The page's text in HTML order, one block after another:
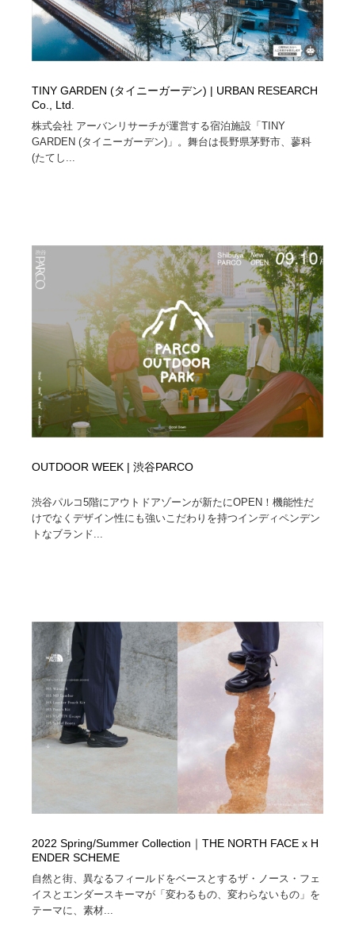
アート・芸術・美術館・美術展・博物館・ギャラリー
鉛筆画・木炭画・デッサン・クロッキー
鉛筆画・木炭画・デッサン・クロッキー
15
グラフィティ・Graffiti・ストリートアート
グラフィティ・Graffiti・ストリートアート
4
GWD スタッフお気に入り
GWD スタッフお気に入り
201
Drawing Software / お絵かきソフト・アプリ・ブラシ
Drawing Software / お絵かきソフト・アプリ・ブラシ
ニュース・マガジン・メディア・SNS・YouTube
TINY GARDEN (タイニーガーデン) | URBAN RESEARCH
Co., Ltd.
株式会社 アーバンリサーチが運営する宿泊施設「TINY
GARDEN (タイニーガーデン)」。舞台は長野県茅野市、蓼科
(たてし...
OUTDOOR WEEK | 渋谷PARCO
渋谷パルコ5階にアウトドアゾーンが新たにOPEN！機能性だ
けでなくデザイン性にも強いこだわりを持つインディペンデン
トなブランド...
2022 Spring/Summer Collection｜THE NORTH FACE x H
ENDER SCHEME
自然と街、異なるフィールドをベースとするザ・ノース・フェ
イスとエンダースキーマが「変わるもの、変わらないもの」を
テーマに、素材...